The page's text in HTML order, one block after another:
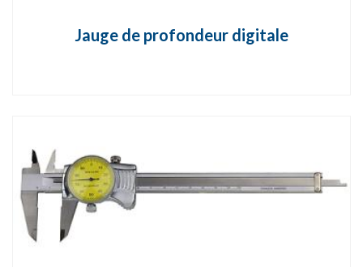
Jauge de profondeur digitale